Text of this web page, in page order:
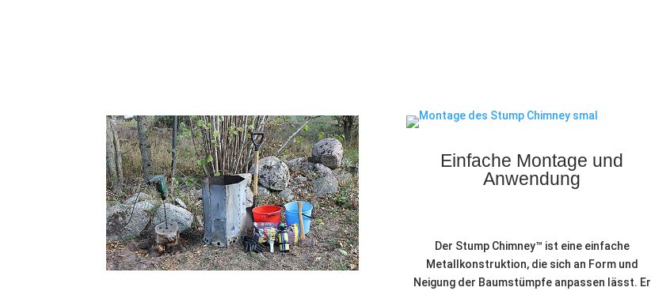
Einfache Montage und
Anwendung
Der Stump Chimney™ ist eine einfache
Metallkonstruktion, die sich an Form und
Neigung der Baumstümpfe anpassen lässt. Er